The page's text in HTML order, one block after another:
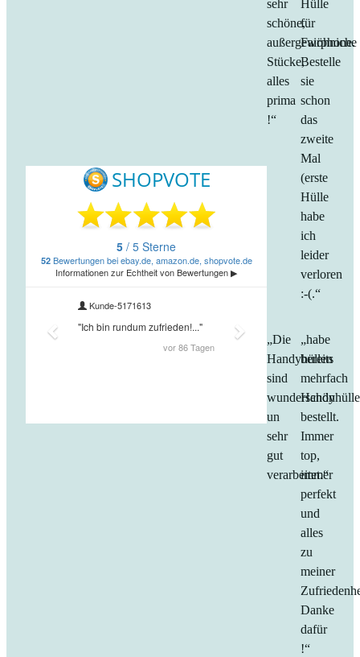
sehr
schöne,
außergewöhniche
Stücke,
alles
prima
!“
Hülle
für
Fairphone.
Bestelle
sie
schon
das
zweite
Mal
(erste
Hülle
habe
ich
leider
verloren
:-(.“
„Die
Handyhüllen
sind
wunderschön
un
sehr
gut
verarbeitet.“
„habe
bereits
mehrfach
bestellt.
Immer
top,
immer
perfekt
und
alles
zu
meiner
Danke
dafür
!“